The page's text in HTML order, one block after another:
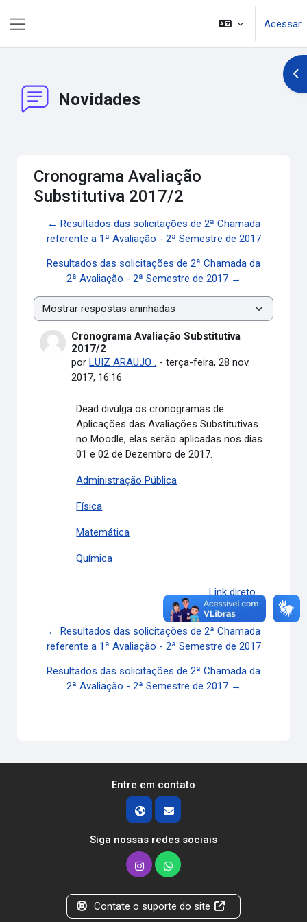
Acessar
Novidades
Cronograma Avaliação
Substitutiva 2017/2
← Resultados das solicitações de 2ª Chamada
referente a 1ª Avaliação - 2ª Semestre de 2017
Resultados das solicitações de 2ª Chamada da
2ª Avaliação - 2ª Semestre de 2017 →
Modo de visualização
Cronograma Avaliação Substitutiva
2017/2
porLUIZ ARAUJO . -terça-feira, 28 nov.
2017, 16:16
Número de respostas: 0
Dead divulga os cronogramas de
Aplicações das Avaliações Substitutivas
no Moodle, elas serão aplicadas nos dias
01 e 02 de Dezembro de 2017.
Administração Pública
Física
Matemática
Química
Link direto
← Resultados das solicitações de 2ª Chamada
referente a 1ª Avaliação - 2ª Semestre de 2017
Resultados das solicitações de 2ª Chamada da
2ª Avaliação - 2ª Semestre de 2017 →
Entre em contato
Siga nossas redes sociais
Contate o suporte do site